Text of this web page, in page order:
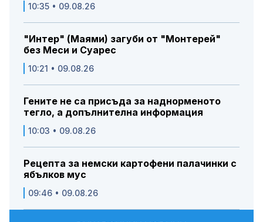
10:35 • 09.08.26
"Интер" (Маями) загуби от "Монтерей"
без Меси и Суарес
10:21 • 09.08.26
Гените не са присъда за наднорменото
тегло, а допълнителна информация
10:03 • 09.08.26
Рецепта за немски картофени палачинки с
ябълков мус
09:46 • 09.08.26